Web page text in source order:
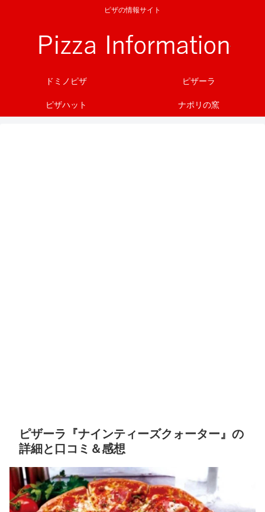
ピザの情報サイト
ドミノピザ ピザーラ
ピザハット ナポリの窯
ピザーラ『ナインティーズクォーター』の
詳細と口コミ＆感想